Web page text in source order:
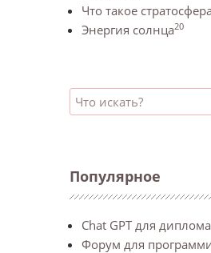
Что такое стратосфера
Энергия солнца20
Популярное
Chat GPT для диплома
Форум для